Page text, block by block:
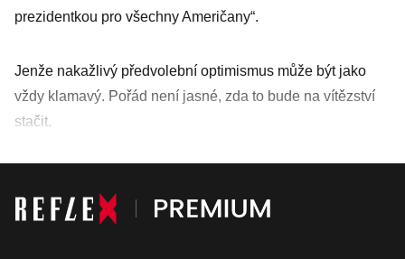
prezidentkou pro všechny Američany“.
Jenže nakažlivý předvolební optimismus může být jako
vždy klamavý. Pořád není jasné, zda to bude na vítězství
stačit.